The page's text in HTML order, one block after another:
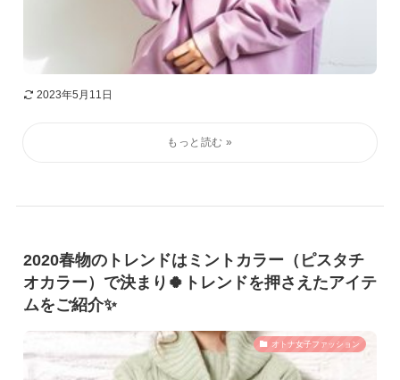
2023年5月11日
2020春物のトレンドはミントカラー（ピスタチ
オカラー）で決まり🍀トレンドを押さえたアイテ
ムをご紹介✨
オトナ女子ファッション